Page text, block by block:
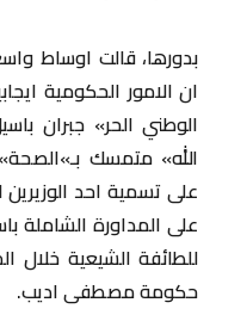
ان الامور الحكومية
الوطني الحر» جبران
الله» متمسك
على تسمية احد الوزيرين
على المداورة الشاملة
للطائفة الشيعية خلال
حكومة مصطفى اديب.